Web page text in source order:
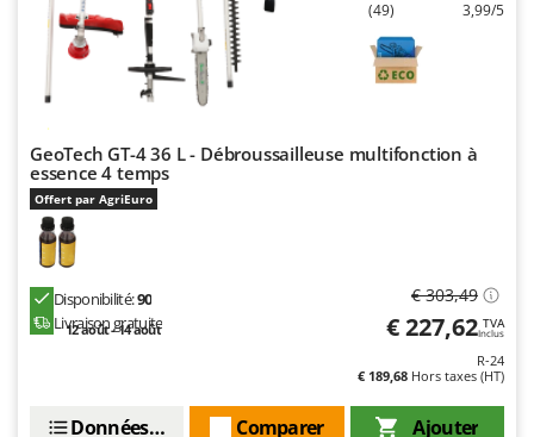
(49) 3,99/5
GeoTech GT-4 36 L - Débroussailleuse multifonction à
essence 4 temps
Offert par AgriEuro
Disponibilité:90
Livraison gratuite
12 août - 14 août
€ 303,49
€ 227,62 TVA
Inclus
R-24
€ 189,68 Hors taxes (HT)
Ajouter
Comparer
Données techniques